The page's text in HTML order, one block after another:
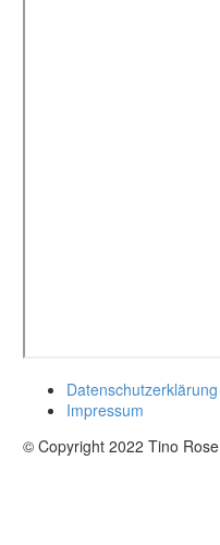
Datenschutzerklärung
Impressum
© Copyright 2022 Tino Rose